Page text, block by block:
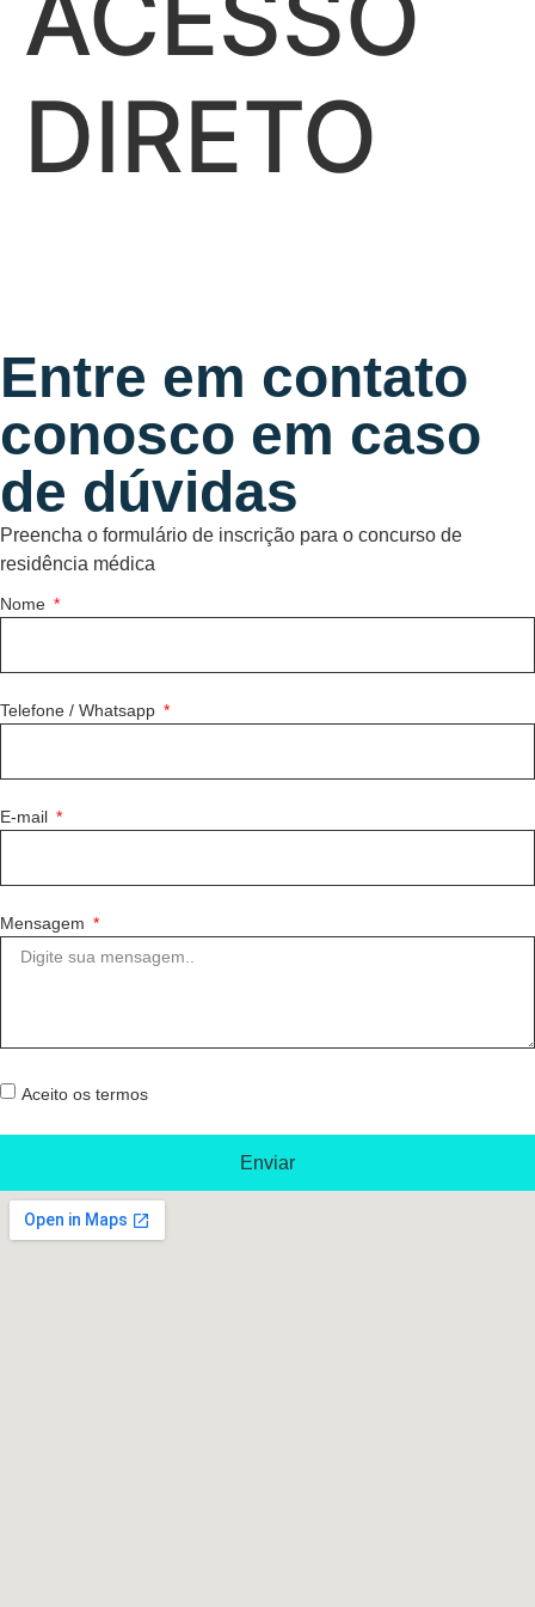
DIRETO
Entre em contato
conosco em caso
de dúvidas
Preencha o formulário de inscrição para o concurso de
residência médica
Nome
Telefone / Whatsapp
E-mail
Mensagem
Aceito os termos
Enviar